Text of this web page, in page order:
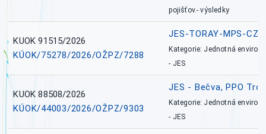
pojišťov.- výsledky
KUOK 91515/2026
KÚOK/75278/2026/OŽPZ/7288
JES-TORAY-MPS-CZ
Kategorie: Jednotná
- JES
KUOK 88508/2026
KÚOK/44003/2026/OŽPZ/9303
JES - Bečva, PPO
Kategorie: Jednotná
- JES